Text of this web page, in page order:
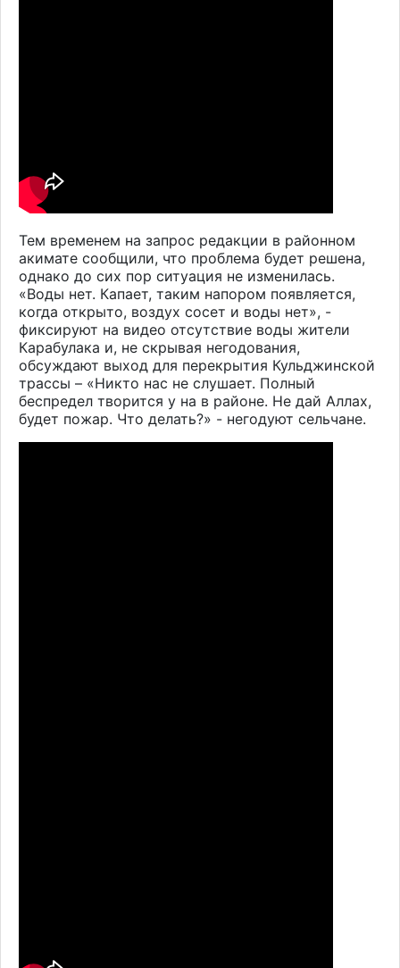
Тем временем на запрос редакции в районном
акимате сообщили, что проблема будет решена,
однако до сих пор ситуация не изменилась.
«Воды нет. Капает, таким напором появляется,
когда открыто, воздух сосет и воды нет», -
фиксируют на видео отсутствие воды жители
Карабулака и, не скрывая негодования,
обсуждают выход для перекрытия Кульджинской
трассы – «Никто нас не слушает. Полный
беспредел творится у на в районе. Не дай Аллах,
будет пожар. Что делать?» - негодуют сельчане.